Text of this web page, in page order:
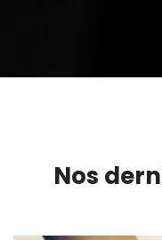
Nos